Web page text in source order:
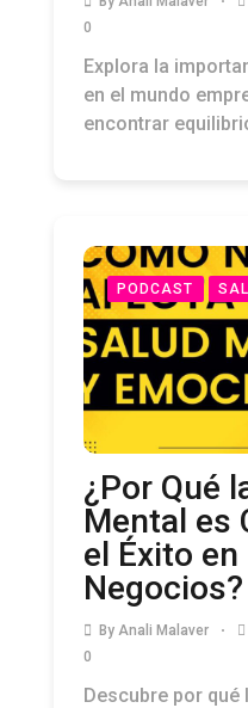
0
Explora la
en el mundo
encontrar
PODCAST
¿Por Qué
Mental es
el Éxito en
Negocios?
By Anali Malaver
0
Descubre por qué